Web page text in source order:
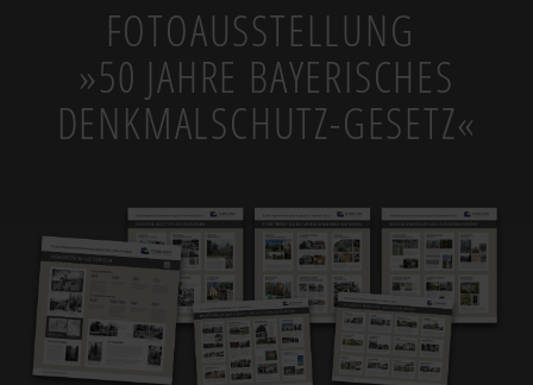
FOTOAUSSTELLUNG
»50 JAHRE BAYERISCHES
DENKMALSCHUTZ-GESETZ«